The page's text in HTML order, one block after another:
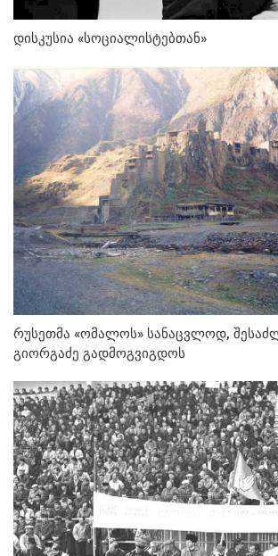
დისკუსია «სოციალისტებთან»
რუსეთმა «ომალოს» სანაცვლოდ,
გიორგაძე გადმოგვიგდოს